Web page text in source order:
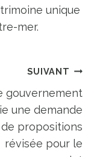
unique
mer.
SUIVANT
gouvernement
une demande
de propositions
révisée pour le